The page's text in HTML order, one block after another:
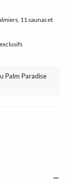
11 saunas et
Palm Paradise